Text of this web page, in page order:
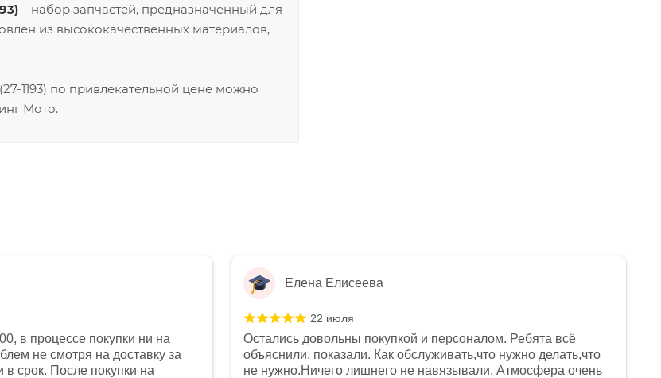
– набор запчастей, предназначенный для
из высококачественных материалов,
1193) по привлекательной цене можно
Мото.
в процессе покупки ни на
не смотря на доставку за
в срок. После покупки на
Елена Елисеева
22 июля
Остались довольны покупкой и персоналом. Ребята всё
объяснили, показали. Как обслуживать,что нужно делать,что
не нужно.Ничего лишнего не навязывали. Атмосфера очень